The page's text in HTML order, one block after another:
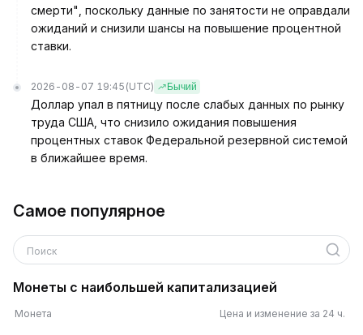
смерти", поскольку данные по занятости не оправдали
ожиданий и снизили шансы на повышение процентной
ставки.
2026-08-07 19:45 (UTC) Бычий
Доллар упал в пятницу после слабых данных по рынку
труда США, что снизило ожидания повышения
процентных ставок Федеральной резервной системой
в ближайшее время.
Самое популярное
Поиск
Монеты с наибольшей капитализацией
Монета Цена и изменение за 24 ч.